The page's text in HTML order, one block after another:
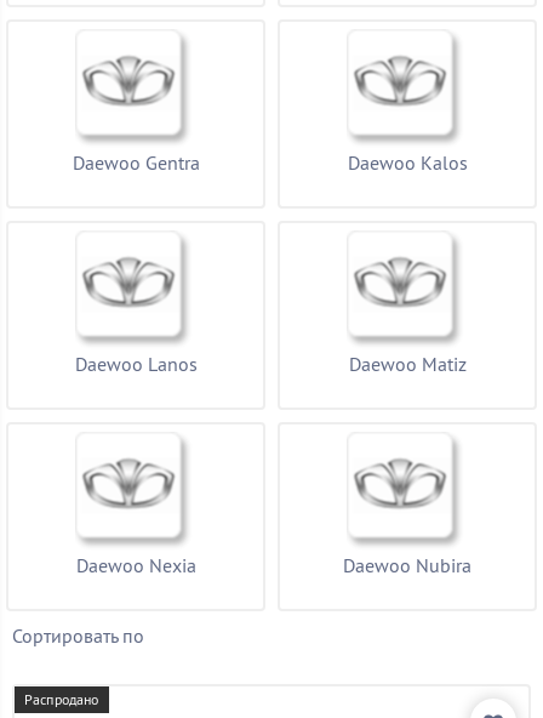
Daewoo Gentra Daewoo Kalos
Daewoo Lanos Daewoo Matiz
Daewoo Nexia Daewoo Nubira
Сортировать по
Распродано